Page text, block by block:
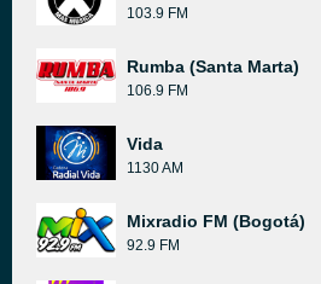
103.9 FM
Rumba (Santa Marta)
106.9 FM
Vida
1130 AM
Mixradio FM (Bogotá)
92.9 FM